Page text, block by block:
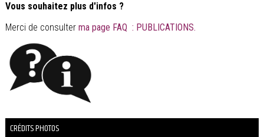
Vous souhaitez plus d'infos ?
Merci de consulter ma page FAQ : PUBLICATIONS.
CRÉDITS PHOTOS